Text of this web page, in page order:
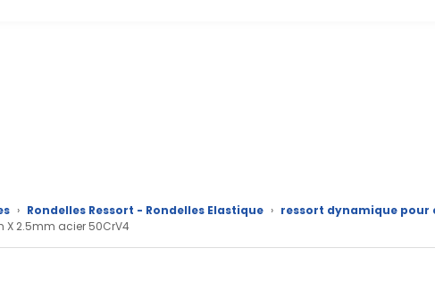
› Rondelles Ressort - Rondelles Elastique › ressort dynamique pour
X 2.5mm acier 50CrV4